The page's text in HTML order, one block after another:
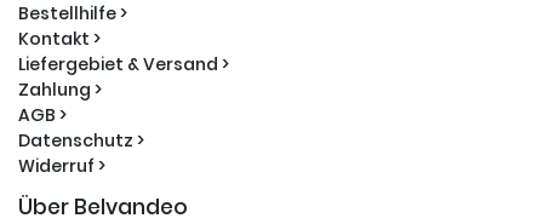
Bestellhilfe >
Kontakt >
Liefergebiet & Versand >
Zahlung >
AGB >
Datenschutz >
Widerruf >
Über Belvandeo